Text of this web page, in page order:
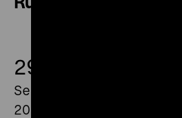
29.
September
2018